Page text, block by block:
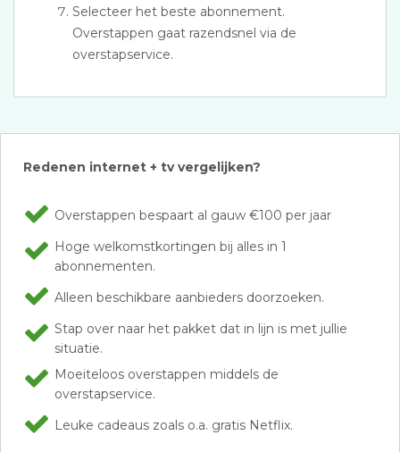
Selecteer het beste abonnement.
Overstappen gaat razendsnel via de
overstapservice.
Redenen internet + tv vergelijken?
Overstappen bespaart al gauw €100 per jaar
Hoge welkomstkortingen bij alles in 1
abonnementen.
Alleen beschikbare aanbieders doorzoeken.
Stap over naar het pakket dat in lijn is met jullie
situatie.
Moeiteloos overstappen middels de
overstapservice.
Leuke cadeaus zoals o.a. gratis Netflix.